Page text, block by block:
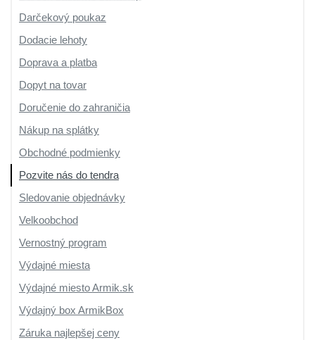
Darčekový poukaz
Dodacie lehoty
Doprava a platba
Dopyt na tovar
Doručenie do zahraničia
Nákup na splátky
Obchodné podmienky
Pozvite nás do tendra
Sledovanie objednávky
Velkoobchod
Vernostný program
Výdajné miesta
Výdajné miesto Armik.sk
Výdajný box ArmikBox
Záruka najlepšej ceny